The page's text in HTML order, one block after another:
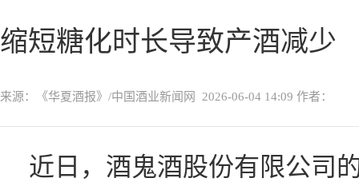
缩短糖化时长导致产酒减少
来源：《华夏酒报》/中国酒业新闻网 2026-06-04 14:09 作者：
近日，酒鬼酒股份有限公司